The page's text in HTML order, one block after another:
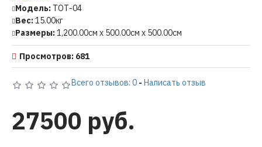
Модель: ТОТ-04
Вес:15.00кг
Размеры:1,200.00см x 500.00см x 500.00см
Просмотров: 681
Всего отзывов: 0 - Написать отзыв
27500 руб.